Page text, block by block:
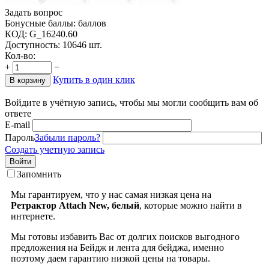
Задать вопрос
Бонусные баллы: баллов
КОД: G_16240.60
Доступность: 10646 шт.
Кол-во:
+
−
В корзину Купить в один клик
Войдите в учётную запись, чтобы мы могли сообщить вам об
ответе
E-mail
ПарольЗабыли пароль?
Создать учетную запись
Войти
Запомнить
Мы гарантируем, что у нас самая низкая цена на
Ретрактор Attach New, белый, которые можно найти в
интернете.
Мы готовы избавить Вас от долгих поисков выгодного
предложения на Бейдж и лента для бейджа, именно
поэтому даем гарантию низкой цены на товары.